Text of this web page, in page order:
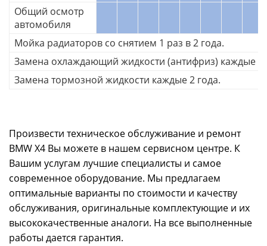
Общий осмотр
автомобиля
Мойка радиаторов со снятием 1 раз в 2 года.
Замена охлаждающий жидкости (антифриз) каждые 3
Замена тормозной жидкости каждые 2 года.
Произвести техническое обслуживание и ремонт
BMW X4 Вы можете в нашем сервисном центре. К
Вашим услугам лучшие специалисты и самое
современное оборудование. Мы предлагаем
оптимальные варианты по стоимости и качеству
обслуживания, оригинальные комплектующие и их
высококачественные аналоги. На все выполненные
работы дается гарантия.